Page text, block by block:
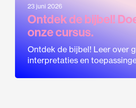
23 juni 2026
Ontdek de bijbel!
onze cursus.
Ontdek de bijbel! Leer over
interpretaties en